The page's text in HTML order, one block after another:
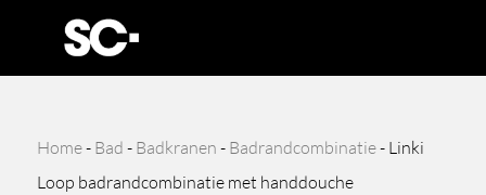
Home- Bad - Badkranen - Badrandcombinatie- Linki
Loop badrandcombinatie met handdouche